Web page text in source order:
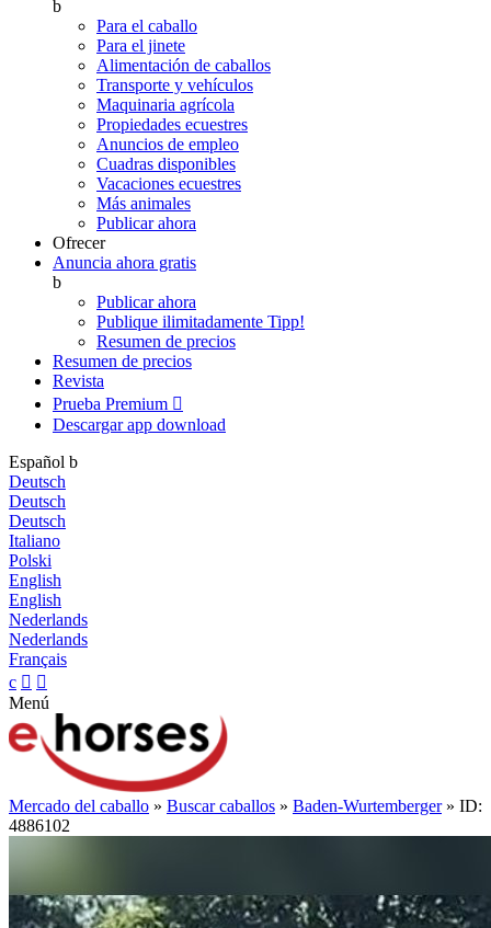
b
Para el caballo
Para el jinete
Alimentación de caballos
Transporte y vehículos
Maquinaria agrícola
Propiedades ecuestres
Anuncios de empleo
Cuadras disponibles
Vacaciones ecuestres
Más animales
Publicar ahora
Ofrecer
Anuncia ahora gratis
b
Publicar ahora
Publique ilimitadamente Tipp!
Resumen de precios
Resumen de precios
Revista
Prueba Premium 
Descargar app download
Español b
Deutsch
Deutsch
Deutsch
Italiano
Polski
English
English
Nederlands
Nederlands
Français
c  
Menú
Mercado del caballo » Buscar caballos » Baden-Wurtemberger» ID:
4886102